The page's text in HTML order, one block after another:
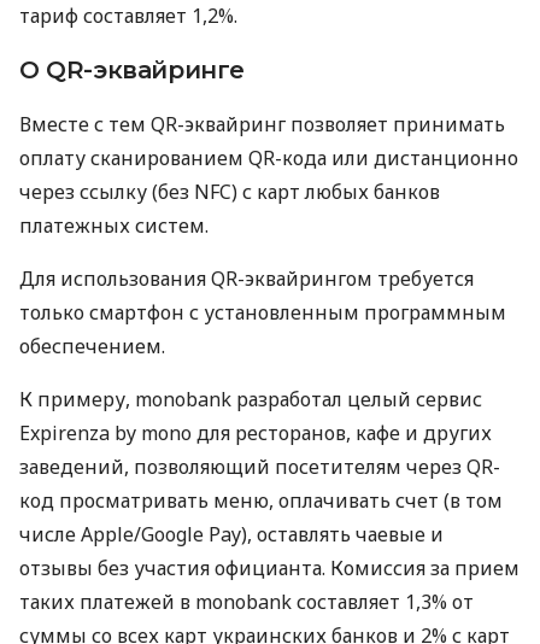
тариф составляет 1,2%.
О QR-эквайринге
Вместе с тем QR-эквайринг позволяет принимать
оплату сканированием QR-кода или дистанционно
через ссылку (без NFC) с карт любых банков
платежных систем.
Для использования QR-эквайрингом требуется
только смартфон с установленным программным
обеспечением.
К примеру, monobank разработал целый сервис
Expirenza by mono для ресторанов, кафе и других
заведений, позволяющий посетителям через QR-
код просматривать меню, оплачивать счет (в том
числе Apple/Google Pay), оставлять чаевые и
отзывы без участия официанта. Комиссия за прием
таких платежей в monobank составляет 1,3% от
суммы со всех карт украинских банков и 2% с карт